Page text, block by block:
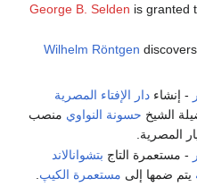
George B. Selden is granted
Wilhelm Röntgen
- إنشاء دار الإفتاء المصرية
الشيخ حسونة النواوي منصب
المصرية.
- مستعمرة التاج بتشوانالاند
يتم ضمها إلى مستعمرة الكيپ.